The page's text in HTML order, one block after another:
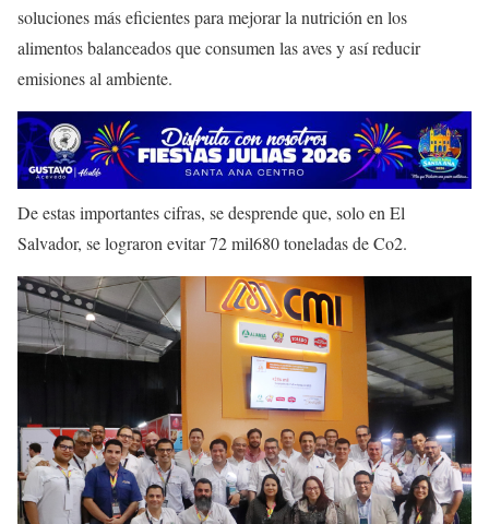
soluciones más eficientes para mejorar la nutrición en los
alimentos balanceados que consumen las aves y así reducir
emisiones al ambiente.
De estas importantes cifras, se desprende que, solo en El
Salvador, se lograron evitar 72 mil680 toneladas de Co2.